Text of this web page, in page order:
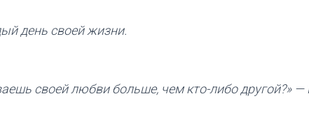
день своей жизни.
своей любви больше, чем кто-либо другой?» —